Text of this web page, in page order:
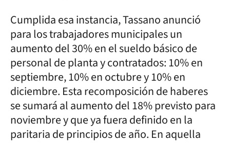
Cumplida esa instancia, Tassano anunció
para los trabajadores municipales un
aumento del 30% en el sueldo básico de
personal de planta y contratados: 10% en
septiembre, 10% en octubre y 10% en
diciembre. Esta recomposición de haberes
se sumará al aumento del 18% previsto para
noviembre y que ya fuera definido en la
paritaria de principios de año. En aquella